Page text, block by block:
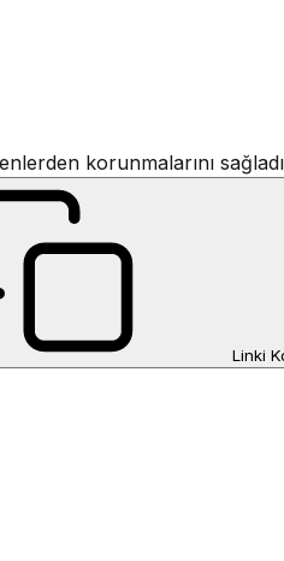
korunmalarını
Linki